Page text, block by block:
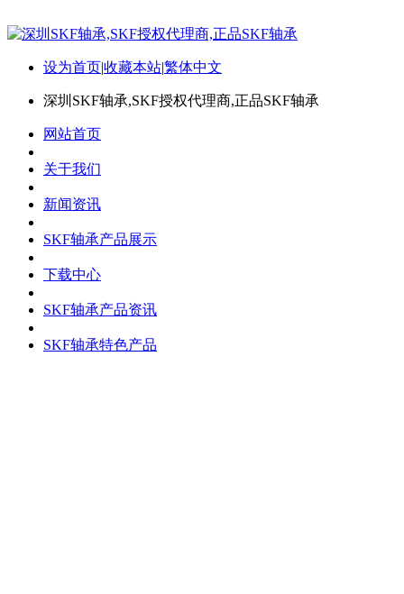
设为首页|收藏本站|繁体中文
深圳SKF轴承,SKF授权代理商,正品SKF轴承
网站首页
关于我们
新闻资讯
SKF轴承产品展示
下载中心
SKF轴承产品资讯
SKF轴承特色产品